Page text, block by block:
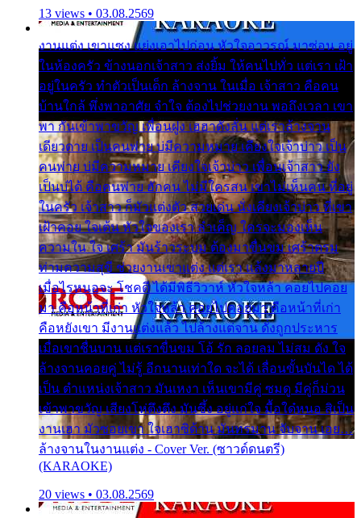
13 views • 03.08.2569
งานแต่ง เขาแซง แย่งเอาไปก่อน หัวใจอาวรณ์ มาซ่อน อยู่
ในห้องครัว ข้างนอกเจ้าสาว ส่งยิ้ม ให้คนไปทั่ว แต่เรา เฝ้า
อยู่ในครัว ทำตัวเป็นเด็ก ล้างจาน ในเมื่อ เจ้าสาว คือคน
บ้านใกล้ พึ่งพาอาศัย จำใจ ต้องไปช่วยงาน พอถึงเวลา เขา
พา กันเข้าพาขวัญ เพื่อนฝูง เฮฮาดังลั่น แต่เราล้างจาน
เดียวดาย เป็นคนพ่าย บ่มีความหมาย เคียงใจเจ้าบ่าว เป็น
คนพ่าย บ่มีความหมาย เคียงใจเจ้าบ่าว เพื่อนเจ้าสาว ยัง
เป็นบ่ได้ คือคนพ่าย ฮักคน ไม่มีใครสน เขาไม่เห็นคน ที่อยู่
ในครัว เจ้าสาว ก็มัวแต่งตัว สวยเด่น นั่งเคียงเจ้าบ่าว ที่เขา
เฝ้าคอย ใจเต้น หัวใจของเรา ลำเค็ญ ใครจะมองเห็น
ความใน ใจ เศร้า มันร้าวระบม ต้องมาขื่นขม เศร้าตรม
ท่ามความสุขี ช่วยงานเขาแต่ง แต่เรา แล้งมาหลายปี
เมื่อไรหนอจะ โชคดี ได้มีพิธีวิวาห์ หัวใจหล้า คอยไปคอย
มา คือหน้าที่เก่า หัวใจหล้า คอยไปคอยมา คือหน้าที่เก่า
คือหยังเขา มีงานแต่งแล้ว ไปล้างแต่จาน ดั่งถูกประหาร
เมื่อเขาชื่นบาน แต่เราขื่นขม โอ้ รัก ลอยลม ไม่สม ดัง ใจ
ล้างจานคอยคู่ ไม่รู้ อีกนานเท่าใด จะได้ เลื่อนขั้นบันได ได้
เป็น ตำแหน่งเจ้าสาว มันเหงา เห็นเขามีคู่ ซมดู มีคู่ก็ม่วน
เข้าพาขวัญ เสียงโห่ตึงตึง มันซึ้ง อยู่แก่ใจ มื้อใด๋หนอ สิเป็น
งานเฮา มัวซอยเขา ใจเฮาซิด้าน มันทรมาน จับจาน เอย…
ล้างจานในงานแต่ง - Cover Ver. (ซาวด์ดนตรี)
(KARAOKE)
20 views • 03.08.2569